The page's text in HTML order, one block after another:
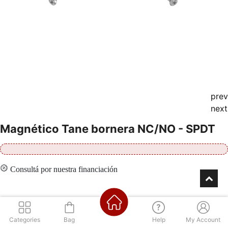
prev
next
Magnético Tane bornera NC/NO - SPDT
Consultá por nuestra financiación
Contáctenos
Categories Bag Help My Account